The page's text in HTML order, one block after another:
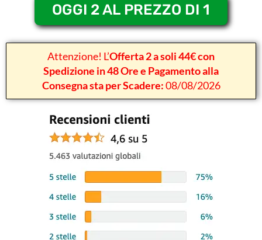
OGGI 2 AL PREZZO DI 1
Attenzione! L’Offerta 2 a soli 44€ con
Spedizione in 48 Ore e Pagamento alla
Consegna sta per Scadere:08/08/2026